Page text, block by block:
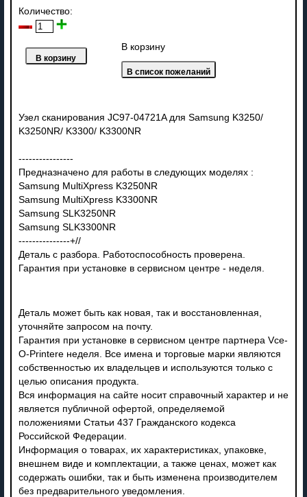
Количество:
В корзину
Узел сканирования JC97-04721A для Samsung K3250/
K3250NR/ K3300/ K3300NR
----------------
Предназначено для работы в следующих моделях :
Samsung MultiXpress K3250NR
Samsung MultiXpress K3300NR
Samsung SLK3250NR
Samsung SLK3300NR
---------------+//
Деталь с разбора. Работоспособность проверена.
Гарантия при установке в сервисном центре - неделя.
Деталь может быть как новая, так и восстановленная,
уточняйте запросом на почту.
Гарантия при установке в сервисном центре партнера Vce-
O-Printere неделя. Все имена и торговые марки являются
собственностью их владельцев и используются только с
целью описания продукта.
Вся информация на сайте носит справочный характер и не
является публичной офертой, определяемой
положениями Статьи 437 Гражданского кодекса
Российской Федерации.
Информация о товарах, их характеристиках, упаковке,
внешнем виде и комплектации, а также ценах, может как
содержать ошибки, так и быть изменена производителем
без предварительного уведомления.